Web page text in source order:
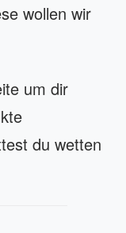
wollen wir
um dir
du wetten